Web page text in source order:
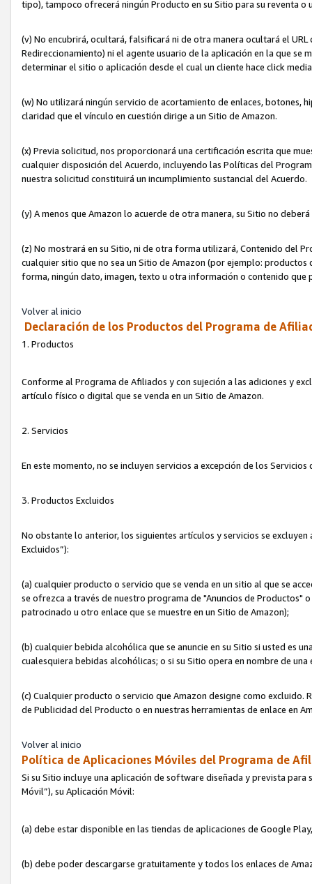
tipo), tampoco ofrecerá ningún Producto en su Sitio para su reventa o
(v) No encubrirá, ocultará, falsificará ni de otra manera ocultará el
Redireccionamiento) ni el agente usuario de la aplicación en la que
determinar el sitio o aplicación desde el cual un cliente hace click
(w) No utilizará ningún servicio de acortamiento de enlaces, botones,
claridad que el vínculo en cuestión dirige a un Sitio de Amazon.
(x) Previa solicitud, nos proporcionará una certificación escrita que
cualquier disposición del Acuerdo, incluyendo las Políticas del
nuestra solicitud constituirá un incumplimiento sustancial del Acuerdo.
(y) A menos que Amazon lo acuerde de otra manera, su Sitio no
(z) No mostrará en su Sitio, ni de otra forma utilizará, Contenido del
cualquier sitio que no sea un Sitio de Amazon (por ejemplo:
forma, ningún dato, imagen, texto u otra información o contenido
Volver al inicio
Declaración de los Productos del Programa de
1. Productos
Conforme al Programa de Afiliados y con sujeción a las adiciones y
artículo físico o digital que se venda en un Sitio de Amazon.
2. Servicios
En este momento, no se incluyen servicios a excepción de los
3. Productos Excluidos
No obstante lo anterior, los siguientes artículos y servicios se
Excluidos”):
(a) cualquier producto o servicio que se venda en un sitio al que se
se ofrezca a través de nuestro programa de "Anuncios de Productos"
patrocinado u otro enlace que se muestre en un Sitio de Amazon);
(b) cualquier bebida alcohólica que se anuncie en su Sitio si usted es
cualesquiera bebidas alcohólicas; o si su Sitio opera en nombre de
(c) Cualquier producto o servicio que Amazon designe como excluido.
de Publicidad del Producto o en nuestras herramientas de enlace en
Volver al inicio
Política de Aplicaciones Móviles del Programa de
Si su Sitio incluye una aplicación de software diseñada y prevista
Móvil”), su Aplicación Móvil:
(a) debe estar disponible en las tiendas de aplicaciones de Google
(b) debe poder descargarse gratuitamente y todos los enlaces de